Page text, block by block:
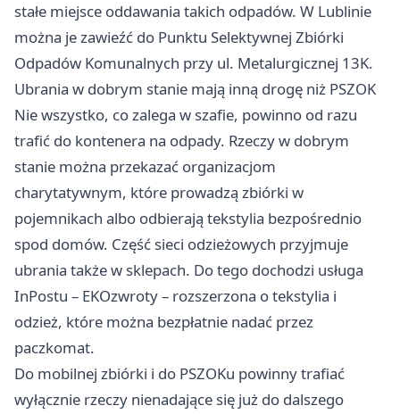
stałe miejsce oddawania takich odpadów. W Lublinie
można je zawieźć do Punktu Selektywnej Zbiórki
Odpadów Komunalnych przy ul. Metalurgicznej 13K.
Ubrania w dobrym stanie mają inną drogę niż PSZOK
Nie wszystko, co zalega w szafie, powinno od razu
trafić do kontenera na odpady. Rzeczy w dobrym
stanie można przekazać organizacjom
charytatywnym, które prowadzą zbiórki w
pojemnikach albo odbierają tekstylia bezpośrednio
spod domów. Część sieci odzieżowych przyjmuje
ubrania także w sklepach. Do tego dochodzi usługa
InPostu – EKOzwroty – rozszerzona o tekstylia i
odzież, które można bezpłatnie nadać przez
paczkomat.
Do mobilnej zbiórki i do PSZOKu powinny trafiać
wyłącznie rzeczy nienadające się już do dalszego